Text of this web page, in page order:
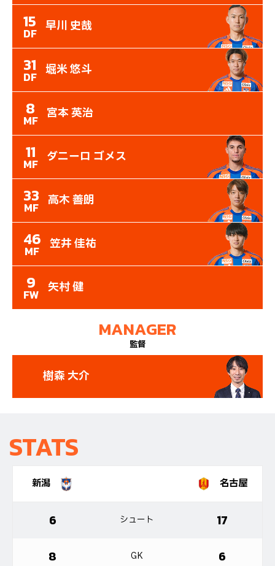
15
DF 早川 史哉
31
DF 堀米 悠斗
8
MF 宮本 英治
11
MF ダニーロ ゴメス
33
MF 高木 善朗
46
MF 笠井 佳祐
9
FW 矢村 健
MANAGER
監督
樹森 大介
STATS
新潟 名古屋
6 シュート
17
8
GK
6